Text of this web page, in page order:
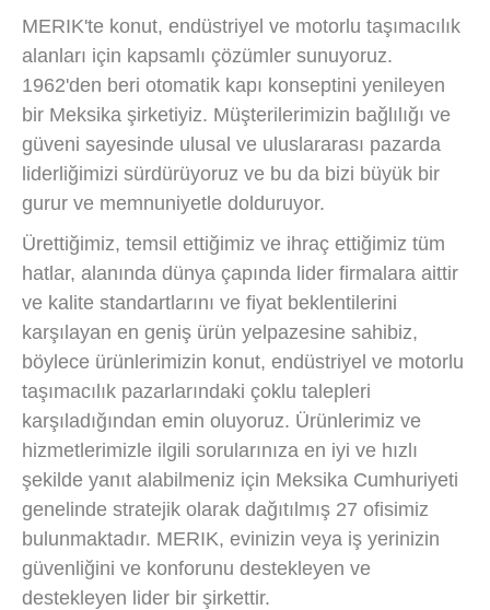
MERIK'te konut, endüstriyel ve motorlu taşımacılık
alanları için kapsamlı çözümler sunuyoruz.
1962'den beri otomatik kapı konseptini yenileyen
bir Meksika şirketiyiz. Müşterilerimizin bağlılığı ve
güveni sayesinde ulusal ve uluslararası pazarda
liderliğimizi sürdürüyoruz ve bu da bizi büyük bir
gurur ve memnuniyetle dolduruyor.
Ürettiğimiz, temsil ettiğimiz ve ihraç ettiğimiz tüm
hatlar, alanında dünya çapında lider firmalara aittir
ve kalite standartlarını ve fiyat beklentilerini
karşılayan en geniş ürün yelpazesine sahibiz,
böylece ürünlerimizin konut, endüstriyel ve motorlu
taşımacılık pazarlarındaki çoklu talepleri
karşıladığından emin oluyoruz. Ürünlerimiz ve
hizmetlerimizle ilgili sorularınıza en iyi ve hızlı
şekilde yanıt alabilmeniz için Meksika Cumhuriyeti
genelinde stratejik olarak dağıtılmış 27 ofisimiz
bulunmaktadır. MERIK, evinizin veya iş yerinizin
güvenliğini ve konforunu destekleyen ve
destekleyen lider bir şirkettir.